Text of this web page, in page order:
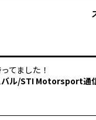
てました！
バル/STI Motorsport通